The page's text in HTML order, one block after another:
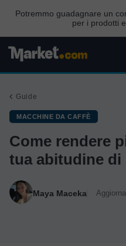
Potremmo guadagnare un
per i prodotti
Guide
MACCHINE DA CAFFÈ
Come rendere
tua abitudine di
Maya Maceka